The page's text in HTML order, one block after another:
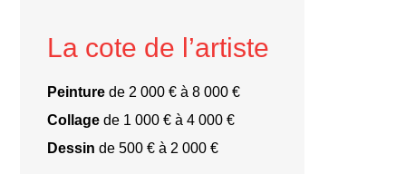
La cote de l’artiste
Peinture de 2 000 € à 8 000 €
Collage de 1 000 € à 4 000 €
Dessin de 500 € à 2 000 €